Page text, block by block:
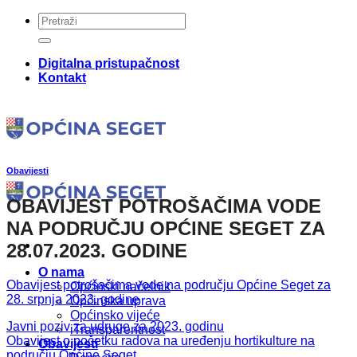
Skip
content
Digitalna pristupačnost
Kontakt
O nama
Općinski načelnik
Općinska uprava
Općinsko vijeće
iTransparentnost
Obavijesti
Obavijesti
OBAVIJEST POTROŠAČIMA VODE
NA PODRUČJU OPĆINE SEGET ZA
28.07.2023. GODINE
Obavijest potrošačima vode na području Općine Seget za
28. srpnja 2023. godine
Javni poziv za udruge za 2023. godinu
Obavijest o početku radova na uređenju hortikulture na